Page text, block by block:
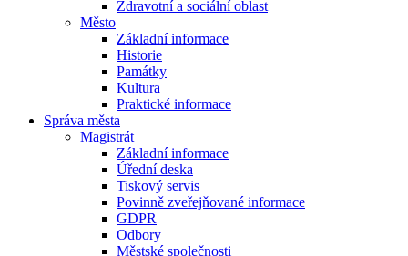
Zdravotní a sociální oblast
Město
Základní informace
Historie
Památky
Kultura
Praktické informace
Správa města
Magistrát
Základní informace
Úřední deska
Tiskový servis
Povinně zveřejňované informace
GDPR
Odbory
Městské společnosti